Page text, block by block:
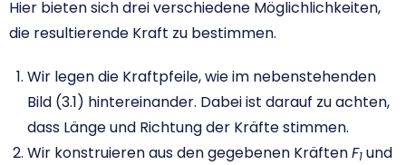
Hier bieten sich drei verschiedene Möglichlichkeiten,
die resultierende Kraft zu bestimmen.
Wir legen die Kraftpfeile, wie im nebenstehenden
Bild (3.1) hintereinander. Dabei ist darauf zu achten,
dass Länge und Richtung der Kräfte stimmen.
Wir konstruieren aus den gegebenen KräftenF1 und